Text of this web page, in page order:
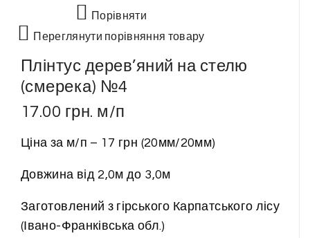
Порівняти
Переглянути порівняння товару
Плінтус дерев’яний на стелю
(смерека) №4
17.00 грн. м/п
Ціна за м/п – 17 грн (20мм/20мм)
Довжина від 2,0м до 3,0м
Заготовлений з гірського Карпатського лісу
(Івано-Франківська обл.)